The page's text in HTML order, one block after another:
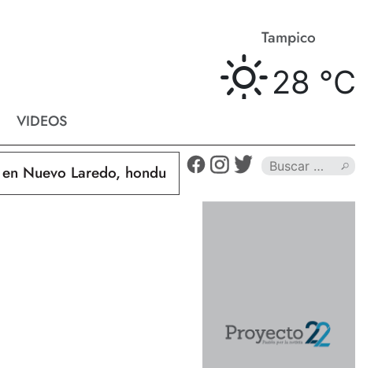
VIDEOS
Tampico
28 °C
Laredo, hondureño muere calcinado